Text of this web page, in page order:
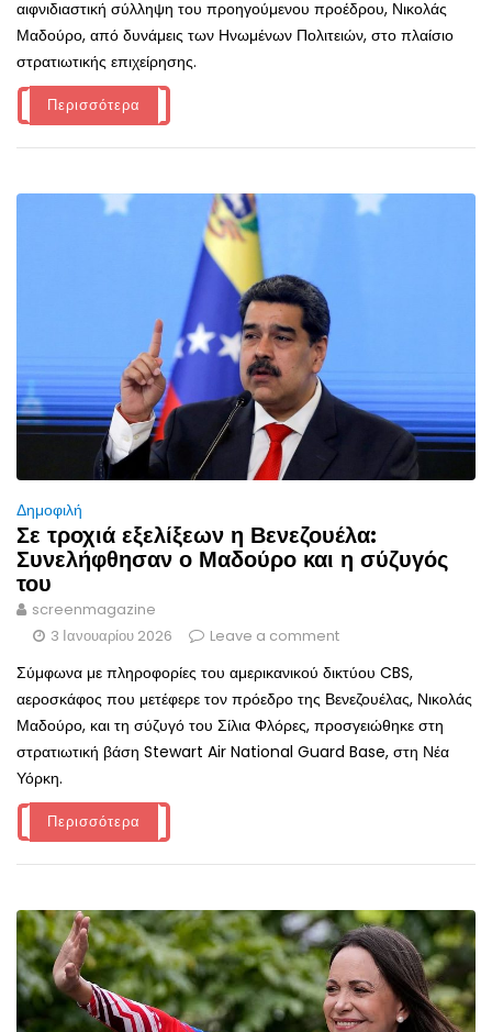
αιφνιδιαστική σύλληψη του προηγούμενου προέδρου, Νικολάς
Μαδούρο, από δυνάμεις των Ηνωμένων Πολιτειών, στο πλαίσιο
στρατιωτικής επιχείρησης.
Περισσότερα
Δημοφιλή
Σε τροχιά εξελίξεων η Βενεζουέλα:
Συνελήφθησαν ο Μαδούρο και η σύζυγός
του
screenmagazine
3 Ιανουαρίου 2026
Leave a comment
Σύμφωνα με πληροφορίες του αμερικανικού δικτύου CBS,
αεροσκάφος που μετέφερε τον πρόεδρο της Βενεζουέλας, Νικολάς
Μαδούρο, και τη σύζυγό του Σίλια Φλόρες, προσγειώθηκε στη
στρατιωτική βάση Stewart Air National Guard Base, στη Νέα
Υόρκη.
Περισσότερα